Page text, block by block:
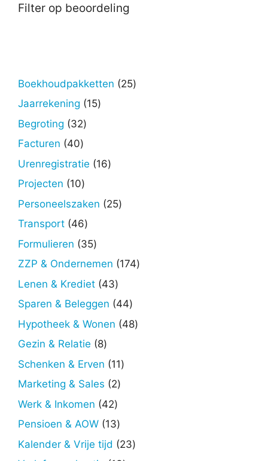
Filter op beoordeling
Boekhoudpakketten 2525
Jaarrekening 1515
Begroting 3232
Facturen 4040
producten
Urenregistratie 1616
Projecten 1010
producten
Personeelszaken 2525
Transport 4646
producten
Formulieren 3535
producten
ZZP & Ondernemen 174174
Lenen & Krediet 4343
producten
Sparen & Beleggen 4444
producten
Hypotheek & Wonen 4848
Gezin & Relatie 88
producten
Schenken & Erven 1111
Marketing & Sales 22
Werk & Inkomen 4242
producten
Pensioen & AOW 1313
producten
Kalender & Vrije tijd 2323